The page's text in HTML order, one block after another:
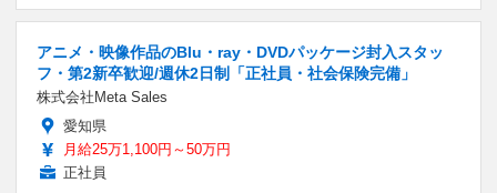
アニメ・映像作品のBlu・ray・DVDパッケージ封入スタッ
フ・第2新卒歓迎/週休2日制「正社員・社会保険完備」
株式会社Meta Sales
愛知県
月給25万1,100円～50万円
正社員